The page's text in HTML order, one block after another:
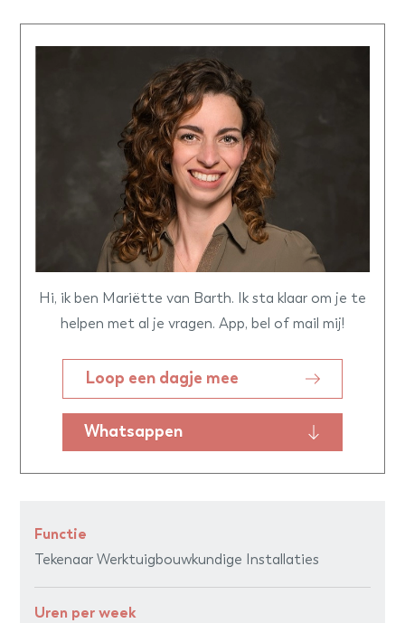
Hi, ik ben Mariëtte van Barth. Ik sta klaar om je te
helpen met al je vragen. App, bel of mail mij!
Loop een dagje mee
Whatsappen
Functie
Tekenaar Werktuigbouwkundige Installaties
Uren per week